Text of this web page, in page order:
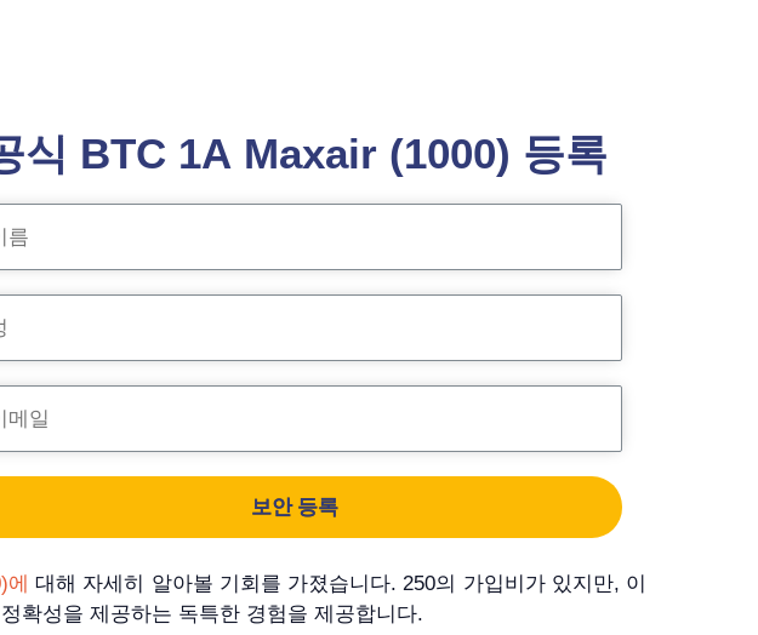
식 BTC 1A Maxair (1000) 등록
보안 등록
에 대해 자세히 알아볼 기회를 가졌습니다. 250의 가입비가 있지만, 이
확성을 제공하는 독특한 경험을 제공합니다.